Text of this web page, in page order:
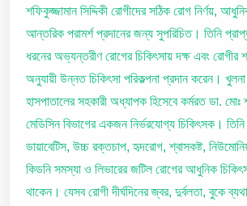
শফিকুজ্জামান সিদ্দিকী রোগীদের সঠিক রোগ নির্ণয়,
আন্তরিক পরামর্শ প্রদানের জন্য সুপরিচিত। তিনি
ধরনের অভ্যন্তরীণ রোগের চিকিৎসায় দক্ষ এবং রোগীর
অনুযায়ী উন্নত চিকিৎসা পরিকল্পনা প্রদান করেন।
হাসপাতালের সহকারী অধ্যাপক হিসেবে কর্মরত ডা. মোঃ
মেডিসিন বিভাগের একজন নির্ভরযোগ্য চিকিৎসক। তিনি
ডায়াবেটিস, উচ্চ রক্তচাপ, হৃদরোগ, শ্বাসকষ্ট,
কিডনি সমস্যা ও লিভারের জটিল রোগের আধুনিক
থাকেন। যেসব রোগী দীর্ঘদিনের জ্বর, দুর্বলতা, বুকে